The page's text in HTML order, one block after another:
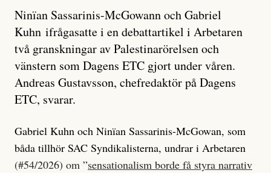
Ninïan Sassarinis-McGowann och Gabriel
Kuhn ifrågasatte i en debattartikel i Arbetaren
två granskningar av Palestinarörelsen och
vänstern som Dagens ETC gjort under våren.
Andreas Gustavsson, chefredaktör på Dagens
ETC, svarar.
Gabriel Kuhn och Ninïan Sassarinis-McGowan, som
båda tillhör SAC Syndikalisterna, undrar i Arbetaren
(#54/2026) om ”sensationalism borde få styra narrativ